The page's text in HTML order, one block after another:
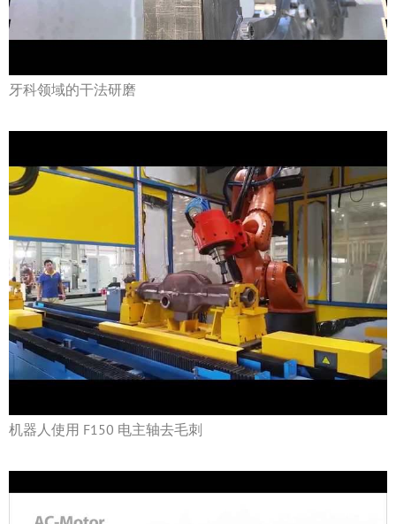
牙科领域的干法研磨
机器人使用 F150 电主轴去毛刺